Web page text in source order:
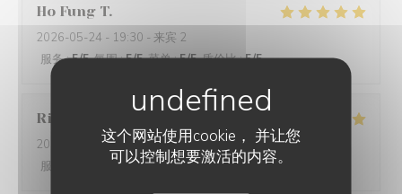
这个网站使用cookie， 并让您
可以控制想要激活的内容。
Ho Fung T
2026-05-24 - 19:30 - 来宾 2
服务:5/5 氛围:5/5 菜单:5/5 质价比:5/5
Riccardo
2026-05-25- 21:45 - 来宾 2
服务
: 4/5 菜单:5/5 质价比: 5 /5